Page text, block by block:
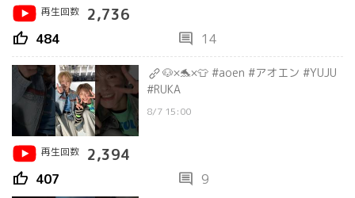
再生回数
2,736
thumb_up 484 comment 14
🐶×🐬×👕 #aoen #アオエン #YUJU
#RUKA
8/7 15:00
再生回数 2,394
thumb_up 407 comment 9